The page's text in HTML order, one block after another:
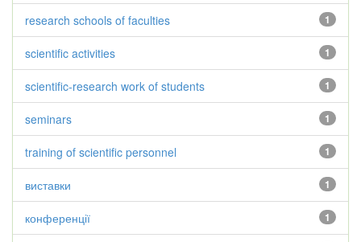
1
research schools of faculties
1
scientific activities
1
scientific-research work of students
1
seminars
1
training of scientific personnel
1
виставки
1
конференції